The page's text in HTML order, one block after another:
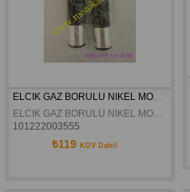
ELCIK GAZ BORULU NIKEL MONSTER
ELCIK GAZ BORULU NIKEL MONSTER
101222003555
₺119KDV Dahil